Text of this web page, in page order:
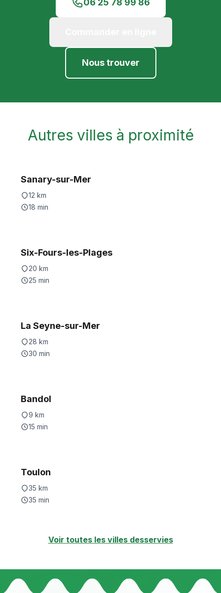
06 25 78 99 86
Nous trouver
Autres villes à proximité
Sanary-sur-Mer
12 km
18 min
Six-Fours-les-Plages
20 km
25 min
La Seyne-sur-Mer
28 km
30 min
Bandol
9 km
15 min
Toulon
35 km
35 min
Voir toutes les villes desservies